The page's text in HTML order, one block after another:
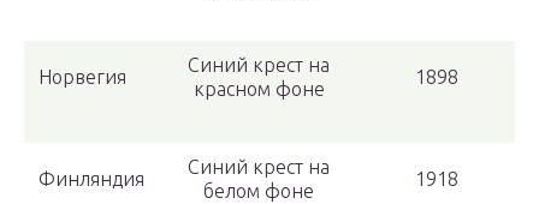
Норвегия
Синий крест на
красном фоне
1898
Финляндия
Синий крест на
белом фоне
1918